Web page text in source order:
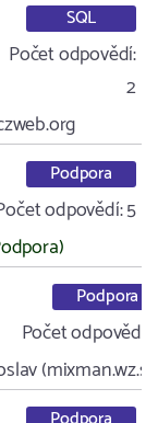
SQL
Počet odpovědí:
2
Podpora
odpovědí:5
Podpora
Počet odpovědí: